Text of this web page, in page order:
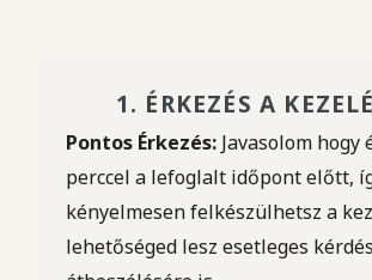
1. ÉRKEZÉS A
Pontos Érkezés: Javasolom hogy
perccel a lefoglalt időpont előtt,
kényelmesen felkészülhetsz a
lehetőséged lesz esetleges